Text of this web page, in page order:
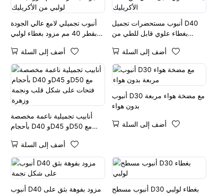
أنبوب تجميلي لامع عالي الجودة
بقطر 40 مم مزود بغطاء لولبي
أضف إلى السلة
أنبوب مستحضرات تجميل D40
بغطاء علوي قابل للطي من
أضف إلى السلة
أنابيب تجميلية ناعمة مخصصة
بأحجام D40 وD45 وD50 مع
وزهرةأضف إلى السلة
أنبوب D30 مع مضخة هواء مربعة
بدون هواء
أضف إلى السلة
أنبوب D40 مزود بفوهة بثق على
أنبوب مسطح D30 بغطاء لولبي